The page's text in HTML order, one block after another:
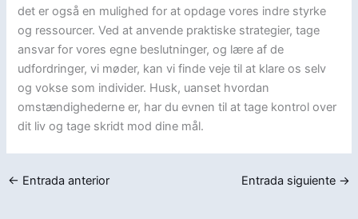
det er også en mulighed for at opdage vores indre styrke
og ressourcer. Ved at anvende praktiske strategier, tage
ansvar for vores egne beslutninger, og lære af de
udfordringer, vi møder, kan vi finde veje til at klare os selv
og vokse som individer. Husk, uanset hvordan
omstændighederne er, har du evnen til at tage kontrol over
dit liv og tage skridt mod dine mål.
← Entrada anterior Entrada siguiente →